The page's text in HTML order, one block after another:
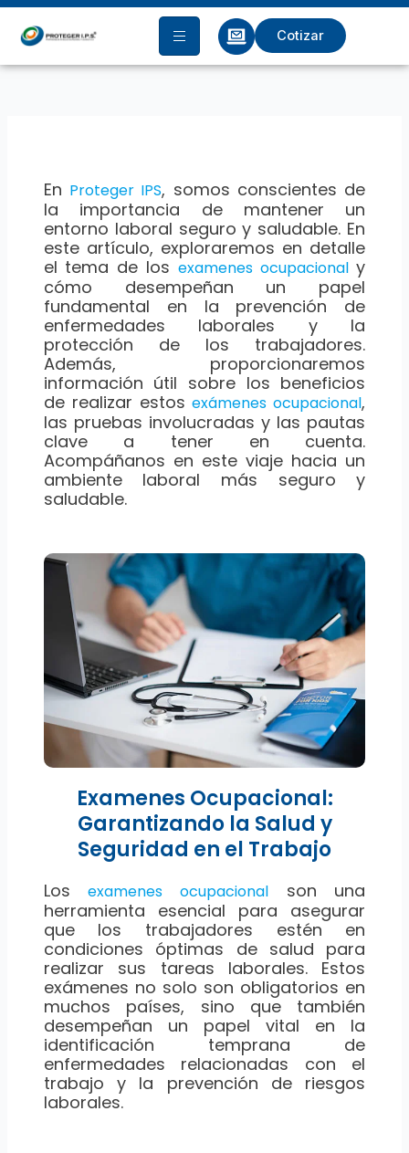
Ir
contenido
Cotizar
En Proteger IPS, somos conscientes de
la importancia de mantener un
entorno laboral seguro y saludable. En
este artículo, exploraremos en detalle
el tema de los examenes ocupacionaly
cómo desempeñan un papel
fundamental en la prevención de
enfermedades laborales y la
protección de los trabajadores.
Además, proporcionaremos
información útil sobre los beneficios
de realizar estosexámenes ocupacional,
las pruebas involucradas y las pautas
clave a tener en cuenta.
Acompáñanos en este viaje hacia un
ambiente laboral más seguro y
saludable.
Examenes Ocupacional:
Garantizando la Salud y
Seguridad en el Trabajo
Losexamenes ocupacional son una
herramienta esencial para asegurar
que los trabajadores estén en
condiciones óptimas de salud para
realizar sus tareas laborales. Estos
exámenes no solo son obligatorios en
muchos países, sino que también
desempeñan un papel vital en la
identificación temprana de
enfermedades relacionadas con el
trabajo y la prevención de riesgos
laborales.